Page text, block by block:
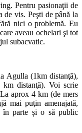
Pentru pasionaţii de
de vis. Peşti de până la
nici o problemă. Eu
aveau ochelari şi tot
subacvatic.
Agulla (1km distanţă),
distanţă). Voi scrie
aprox 4 km (de mers
mai puţin amenajată,
în parte și o să public